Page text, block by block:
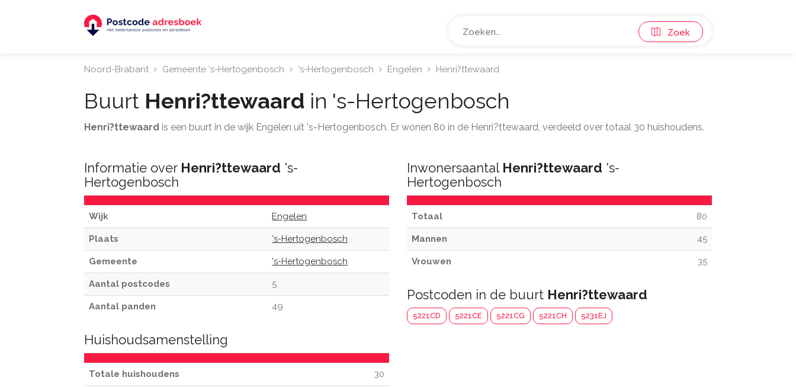
Zoek
Noord-Brabant Gemeente 's-Hertogenbosch 's-Hertogenbosch Engelen Henri?ttewaard
Buurt Henri?ttewaard in 's-Hertogenbosch
Henri?ttewaard is een buurt in de wijk Engelen uit 's-Hertogenbosch. Er wonen 80 in de Henri?ttewaard, verdeeld over totaal 30 huishoudens.
Informatie over Henri?ttewaard 's-
Hertogenbosch
Wijk Engelen
Plaats 's-Hertogenbosch
Gemeente 's-Hertogenbosch
Aantal postcodes 5
Aantal panden 49
Huishoudsamenstelling
Totale huishoudens 30
Inwonersaantal Henri?ttewaard 's-
Hertogenbosch
Totaal 80
Mannen 45
Vrouwen 35
Postcoden in de buurt Henri?ttewaard
5221CD 5221CE 5221CG 5221CH 5231EJ